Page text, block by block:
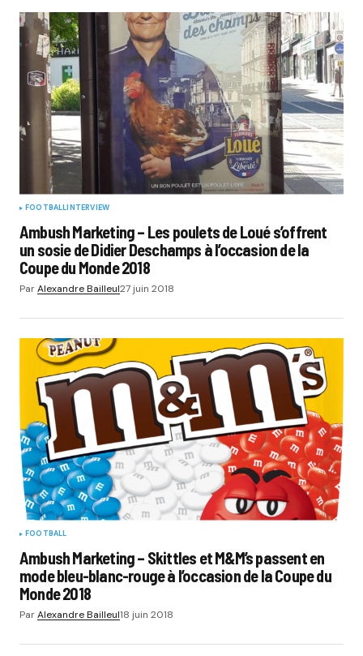
FOOTBALLINTERVIEW
Ambush Marketing – Les poulets de Loué s’offrent
un sosie de Didier Deschamps à l’occasion de la
Coupe du Monde 2018
ParAlexandre Bailleul27 juin 2018
FOOTBALL
Ambush Marketing – Skittles et M&M’s passent en
mode bleu-blanc-rouge à l’occasion de la Coupe du
Monde 2018
ParAlexandre Bailleul18 juin 2018